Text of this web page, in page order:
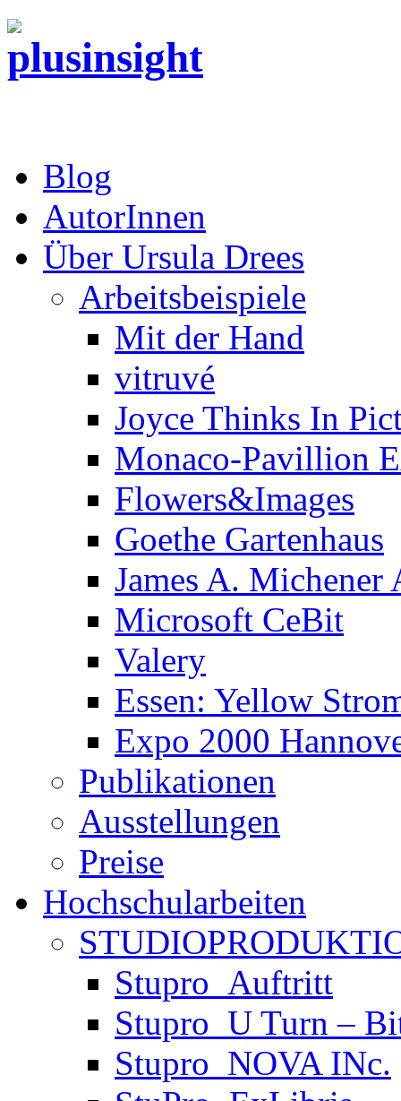
Blog
AutorInnen
Über Ursula Drees
Arbeitsbeispiele
Mit der Hand
vitruvé
Joyce Thinks In
Monaco-Pavillion
Flowers&Images
Goethe Gartenhaus
James A. Michener
Microsoft CeBit
Valery
Essen: Yellow
Expo 2000
Publikationen
Ausstellungen
Preise
Hochschularbeiten
Stupro_Auftritt
Stupro_U Turn –
Stupro_NOVA INc.